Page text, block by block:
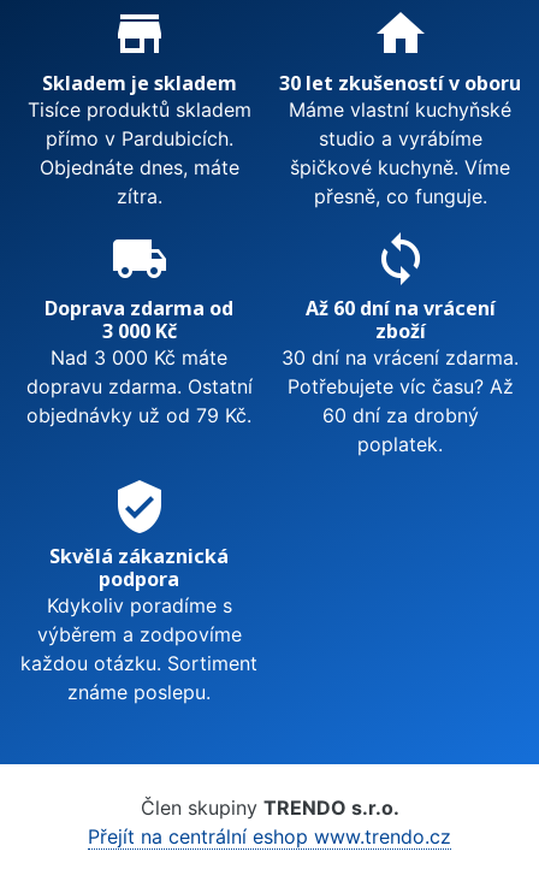
Proč nakupovat u nás?
store_mall_directory
Skladem je skladem
Tisíce produktů skladem
přímo v Pardubicích.
Objednáte dnes, máte
zítra.
home
30 let zkušeností v oboru
Máme vlastní kuchyňské
studio a vyrábíme
špičkové kuchyně. Víme
přesně, co funguje.
local_shipping
Doprava zdarma od
3 000 Kč
Nad 3 000 Kč máte
dopravu zdarma. Ostatní
objednávky už od 79 Kč.
sync
Až 60 dní na vrácení
zboží
30 dní na vrácení zdarma.
Potřebujete víc času? Až
60 dní za drobný
poplatek.
verified_user
Skvělá zákaznická
podpora
Kdykoliv poradíme s
výběrem a zodpovíme
každou otázku. Sortiment
známe poslepu.
Člen skupiny TRENDO s.r.o.
Přejít na centrální eshop www.trendo.cz